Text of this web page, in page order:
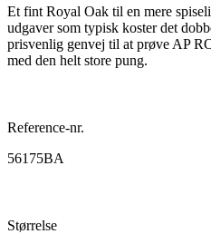
Et fint Royal Oak til en mere
udgaver som typisk koster det
prisvenlig genvej til at prøve AP
med den helt store pung.
Reference-nr.
56175BA
Størrelse